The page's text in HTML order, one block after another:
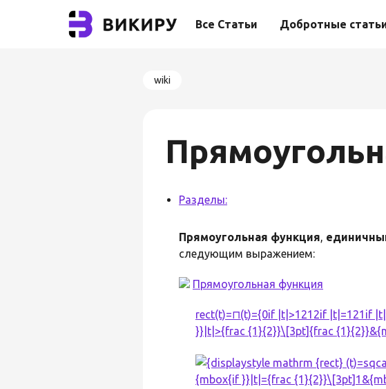
Все Статьи Добротные
wiki
Разделы:
Прямоугольная функция,
следующим выражением:
Прямоугольная функция
rect(t)=⊓(t)={0if |t|>1212if |t|=121if
}}|t|>{frac {1}{2}}\[3pt]{frac